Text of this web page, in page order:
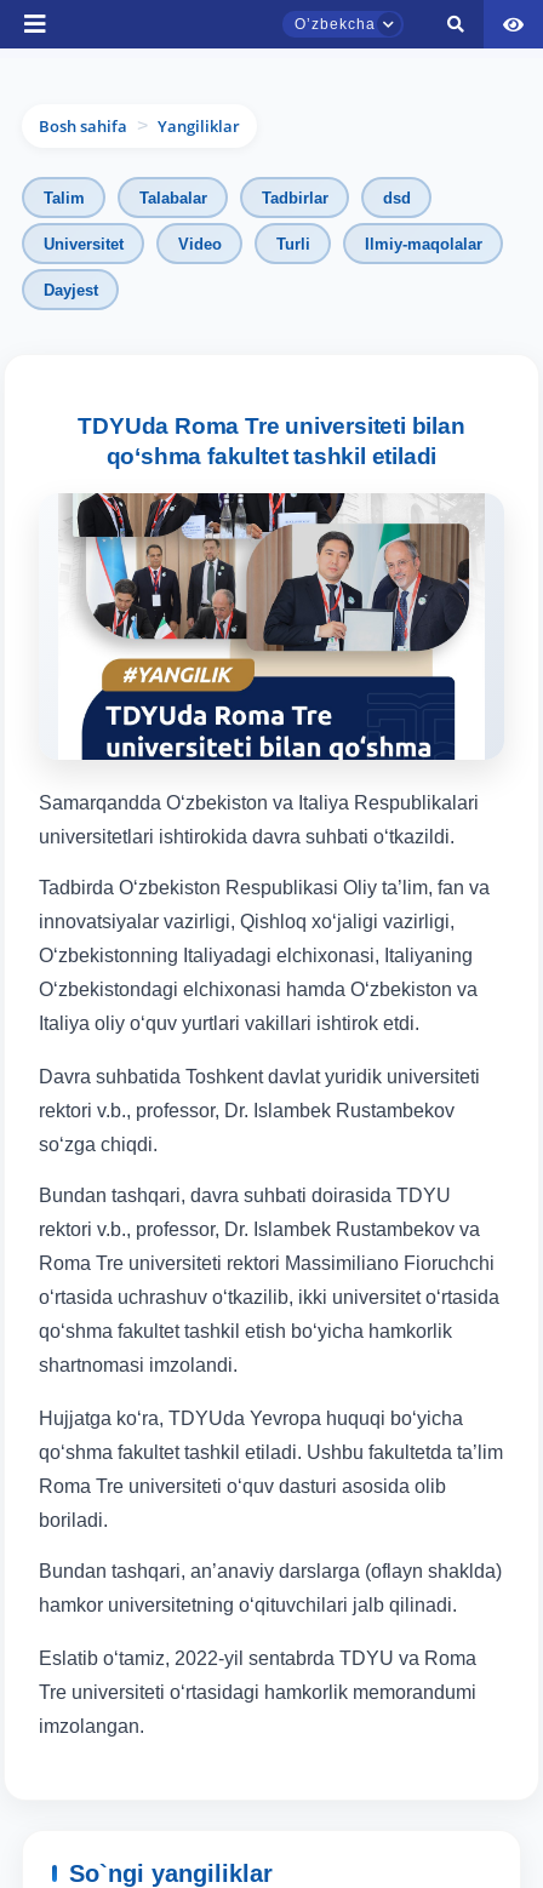
Oʼzbekcha
Ism va familiyangiz
Bosh sahifa > Yangiliklar
Talim Talabalar Tadbirlar dsd
Universitet Video Turli Ilmiy-maqolalar
Dayjest
TDYUda Roma Tre universiteti bilan
qo‘shma fakultet tashkil etiladi
Samarqandda O‘zbekiston va Italiya Respublikalari
universitetlari ishtirokida davra suhbati o‘tkazildi.
Tadbirda O‘zbekiston Respublikasi Oliy ta’lim, fan va
innovatsiyalar vazirligi, Qishloq xo‘jaligi vazirligi,
O‘zbekistonning Italiyadagi elchixonasi, Italiyaning
O‘zbekistondagi elchixonasi hamda O‘zbekiston va
Italiya oliy o‘quv yurtlari vakillari ishtirok etdi.
Davra suhbatida Toshkent davlat yuridik universiteti
rektori v.b., professor, Dr. Islambek Rustambekov
so‘zga chiqdi.
Bundan tashqari, davra suhbati doirasida TDYU
rektori v.b., professor, Dr. Islambek Rustambekov va
Roma Tre universiteti rektori Massimiliano Fioruchchi
o‘rtasida uchrashuv o‘tkazilib, ikki universitet o‘rtasida
qo‘shma fakultet tashkil etish bo‘yicha hamkorlik
shartnomasi imzolandi.
Hujjatga ko‘ra, TDYUda Yevropa huquqi bo‘yicha
qo‘shma fakultet tashkil etiladi. Ushbu fakultetda ta’lim
Roma Tre universiteti o‘quv dasturi asosida olib
boriladi.
Bundan tashqari, an’anaviy darslarga (oflayn shaklda)
hamkor universitetning o‘qituvchilari jalb qilinadi.
Eslatib o‘tamiz, 2022-yil sentabrda TDYU va Roma
Tre universiteti o‘rtasidagi hamkorlik memorandumi
imzolangan.
So`ngi yangiliklar
TDYU qabul murojaatlari chati
chatiga xush kelibsiz.
chatda qoldiring.
Mavzuni tanlang — keyin shu mavzudagi aniq
savollar chiqadi:
1. Hujjatlar (bakalavr) (5) 2. Hujjatlar (magistr) (4)
3. Suhbat (bakalavr) (8)
5. To'lov-kontrakt (2)
7. Call-center (4) 8. Bakalavriat kvotasi (3)
9. Magistratura kvotasi (4) ✉️ Adminga yozish